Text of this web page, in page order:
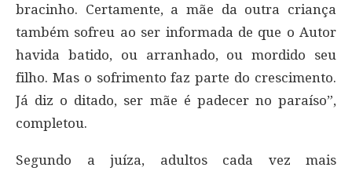
bracinho. Certamente, a mãe da outra criança
também sofreu ao ser informada de que o Autor
havida batido, ou arranhado, ou mordido seu
filho. Mas o sofrimento faz parte do crescimento.
Já diz o ditado, ser mãe é padecer no paraíso”,
completou.
Segundo a juíza, adultos cada vez mais